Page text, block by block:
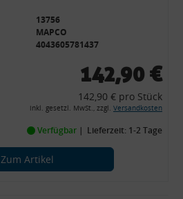
13756
MAPCO
4043605781437
142,90 €
142,90 € pro Stück
inkl. gesetzl. MwSt., zzgl. Versandkosten
Verfügbar Lieferzeit: 1-2 Tage
Zum Artikel